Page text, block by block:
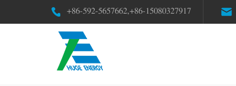
+86-592-5657662,+86-15080327917